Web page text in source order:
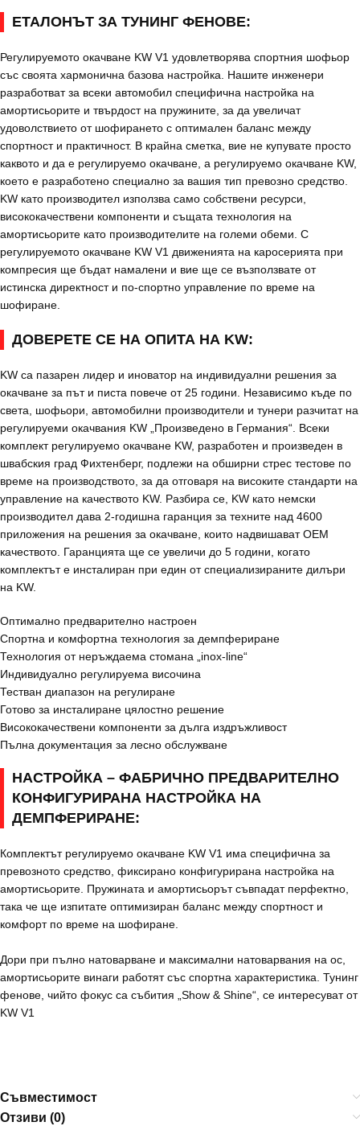
ЕТАЛОНЪТ ЗА ТУНИНГ ФЕНОВЕ:
Регулируемото окачване KW V1 удовлетворява спортния шофьор
със своята хармонична базова настройка. Нашите инженери
разработват за всеки автомобил специфична настройка на
амортисьорите и твърдост на пружините, за да увеличат
удоволствието от шофирането с оптимален баланс между
спортност и практичност. В крайна сметка, вие не купувате просто
каквото и да е регулируемо окачване, а регулируемо окачване KW,
което е разработено специално за вашия тип превозно средство.
KW като производител използва само собствени ресурси,
висококачествени компоненти и същата технология на
амортисьорите като производителите на големи обеми. С
регулируемото окачване KW V1 движенията на каросерията при
компресия ще бъдат намалени и вие ще се възползвате от
истинска директност и по-спортно управление по време на
шофиране.
ДОВЕРЕТЕ СЕ НА ОПИТА НА KW:
KW са пазарен лидер и иноватор на индивидуални решения за
окачване за път и писта повече от 25 години. Независимо къде по
света, шофьори, автомобилни производители и тунери разчитат на
регулируеми окачвания KW „Произведено в Германия“. Всеки
комплект регулируемо окачване KW, разработен и произведен в
швабския град Фихтенберг, подлежи на обширни стрес тестове по
време на производството, за да отговаря на високите стандарти на
управление на качеството KW. Разбира се, KW като немски
производител дава 2-годишна гаранция за техните над 4600
приложения на решения за окачване, които надвишават OEM
качеството. Гаранцията ще се увеличи до 5 години, когато
комплектът е инсталиран при един от специализираните дилъри
на KW.
Оптимално предварително настроен
Спортна и комфортна технология за демпфериране
Технология от неръждаема стомана „inox-line“
Индивидуално регулируема височина
Тестван диапазон на регулиране
Готово за инсталиране цялостно решение
Висококачествени компоненти за дълга издръжливост
Пълна документация за лесно обслужване
НАСТРОЙКА – ФАБРИЧНО ПРЕДВАРИТЕЛНО
КОНФИГУРИРАНА НАСТРОЙКА НА
ДЕМПФЕРИРАНЕ:
Комплектът регулируемо окачване KW V1 има специфична за
превозното средство, фиксирано конфигурирана настройка на
амортисьорите. Пружината и амортисьорът съвпадат перфектно,
така че ще изпитате оптимизиран баланс между спортност и
комфорт по време на шофиране.
Дори при пълно натоварване и максимални натоварвания на ос,
амортисьорите винаги работят със спортна характеристика. Тунинг
фенове, чийто фокус са събития „Show & Shine“, се интересуват от
KW V1
Съвместимост
Отзиви (0)